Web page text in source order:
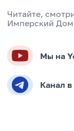
Читайте,
Имперский
Мы на
Канал в